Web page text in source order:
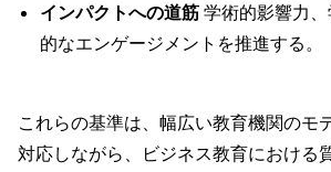
インパクトへの道筋 学術的影響力
的なエンゲージメントを推進する。
これらの基準は、幅広い教育機関のモ
対応しながら、ビジネス教育における